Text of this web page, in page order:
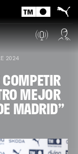
2024
MEJOR
MADRID”